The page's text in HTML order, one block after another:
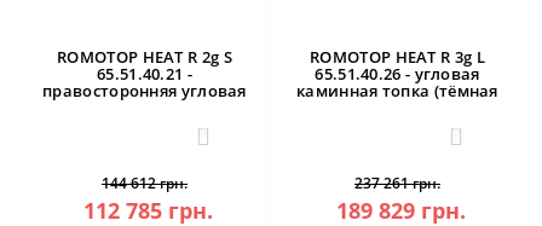
ROMOTOP HEAT R 2g S
65.51.40.21 -
правосторонняя угловая
каминная топка
0
144 612 грн.
112 785 грн.
ROMOTOP HEAT R 3g L
65.51.40.26 - угловая
каминная топка (тёмная
0
237 261 грн.
189 829 грн.